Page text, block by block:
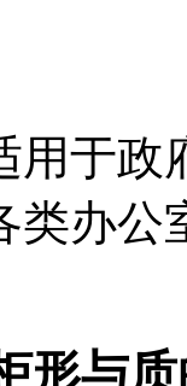
用于政
类办公
形与